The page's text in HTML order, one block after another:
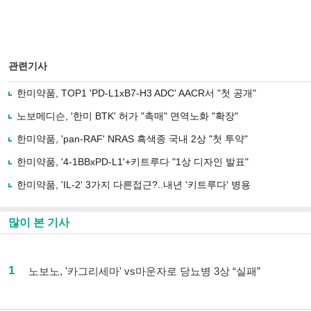
관련기사
한미약품, TOP1 'PD-L1xB7-H3 ADC' AACR서 "첫 공개"
노보메디슨, '한미 BTK' 허가 "촉매" 면역노화 "확장"
한미약품, 'pan-RAF' NRAS 흑색종 국내 2상 "첫 투약"
한미약품, '4-1BBxPD-L1'+키트루다 "1상 디자인 발표"
한미약품, 'IL-2' 3가지 다른접근?..내년 '키트루다' 병용
많이 본 기사
1 노보노, '카그리세마' vs마운자로 당뇨병 3상 “실패”